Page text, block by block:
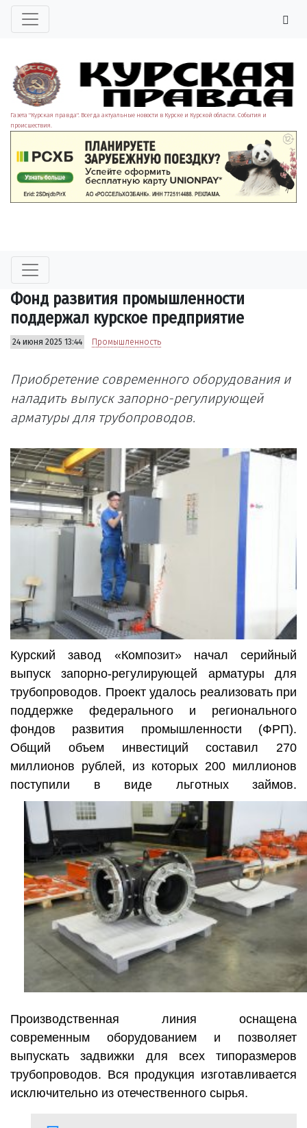
Газета "Курская правда". Всегда актуальные новости в Курске и Курской области. События и
происшествия.
Фонд развития промышленности
поддержал курское предприятие
24 июня 2025 13:44 Промышленность
Приобретение современного оборудования и
наладить выпуск запорно-регулирующей
арматуры для трубопроводов.
Курский завод «Композит» начал серийный
выпуск запорно-регулирующей арматуры для
трубопроводов. Проект удалось реализовать при
поддержке федерального и регионального
фондов развития промышленности (ФРП).
Общий объем инвестиций составил 270
миллионов рублей, из которых 200 миллионов
поступили в виде льготных займов.
Производственная линия оснащена
современным оборудованием и позволяет
выпускать задвижки для всех типоразмеров
трубопроводов. Вся продукция изготавливается
исключительно из отечественного сырья.